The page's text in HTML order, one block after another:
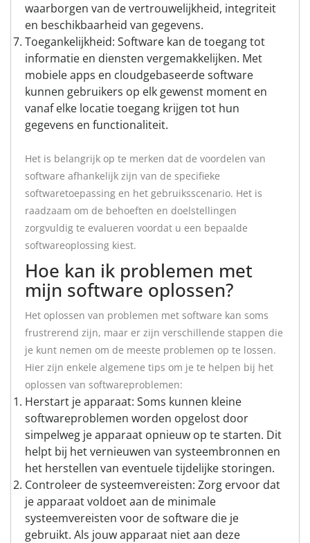
waarborgen van de vertrouwelijkheid, integriteit
en beschikbaarheid van gegevens.
Toegankelijkheid: Software kan de toegang tot
informatie en diensten vergemakkelijken. Met
mobiele apps en cloudgebaseerde software
kunnen gebruikers op elk gewenst moment en
vanaf elke locatie toegang krijgen tot hun
gegevens en functionaliteit.
Het is belangrijk op te merken dat de voordelen van
software afhankelijk zijn van de specifieke
softwaretoepassing en het gebruiksscenario. Het is
raadzaam om de behoeften en doelstellingen
zorgvuldig te evalueren voordat u een bepaalde
softwareoplossing kiest.
Hoe kan ik problemen met
mijn software oplossen?
Het oplossen van problemen met software kan soms
frustrerend zijn, maar er zijn verschillende stappen die
je kunt nemen om de meeste problemen op te lossen.
Hier zijn enkele algemene tips om je te helpen bij het
oplossen van softwareproblemen:
Herstart je apparaat: Soms kunnen kleine
softwareproblemen worden opgelost door
simpelweg je apparaat opnieuw op te starten. Dit
helpt bij het vernieuwen van systeembronnen en
het herstellen van eventuele tijdelijke storingen.
Controleer de systeemvereisten: Zorg ervoor dat
je apparaat voldoet aan de minimale
systeemvereisten voor de software die je
gebruikt. Als jouw apparaat niet aan deze